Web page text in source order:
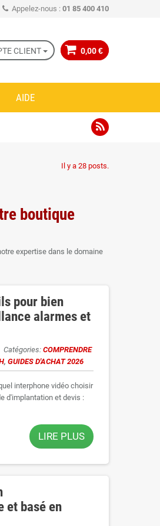
Appelez-nous : 01 85 400 410
0,00 €
CLIENT
AIDE
Il y a 28 posts.
boutique
expertise dans le domaine
: caméras de surveillance,
d’accès.
et les informations pratiques
notre activité.
pour bien
alarmes et
Catégories:COMPRENDRE
,GUIDES D'ACHAT 2026
interphone vidéo choisir
d'implantation et devis :
LIRE PLUS
et basé en